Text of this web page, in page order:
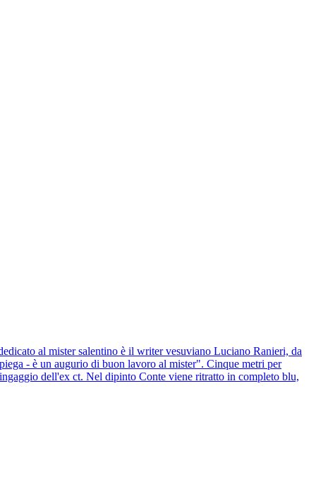
al mister salentino è il writer vesuviano Luciano Ranieri, da
- è un augurio di buon lavoro al mister". Cinque metri per
dell'ex ct. Nel dipinto Conte viene ritratto in completo blu,